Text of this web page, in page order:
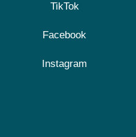
TikTok
Facebook
Instagram